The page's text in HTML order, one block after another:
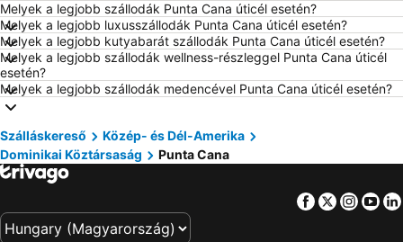
Szállás Balatonfüred
Szállás London
Szállás Portorož
Szállás Napospart
Szállás Alghero
Szállás Magyarország
Szállás Zakynthos
Szállás Mallorca
Szállás Görögország
Szállás Szlovénia
Szállás Török Riviéra
Szállás Balaton déli part
Melyek a legjobb szállodák Punta Cana úticél esetén?
Melyek a legjobb luxusszállodák Punta Cana úticél esetén?
Melyek a legjobb kutyabarát szállodák Punta Cana úticél esetén?
Melyek a legjobb szállodák wellness-részleggel Punta Cana úticél
esetén?
Melyek a legjobb szállodák medencével Punta Cana úticél esetén?
Szálláskereső
Közép- és Dél-Amerika
Dominikai Köztársaság
Punta Cana
Facebook
Twitter